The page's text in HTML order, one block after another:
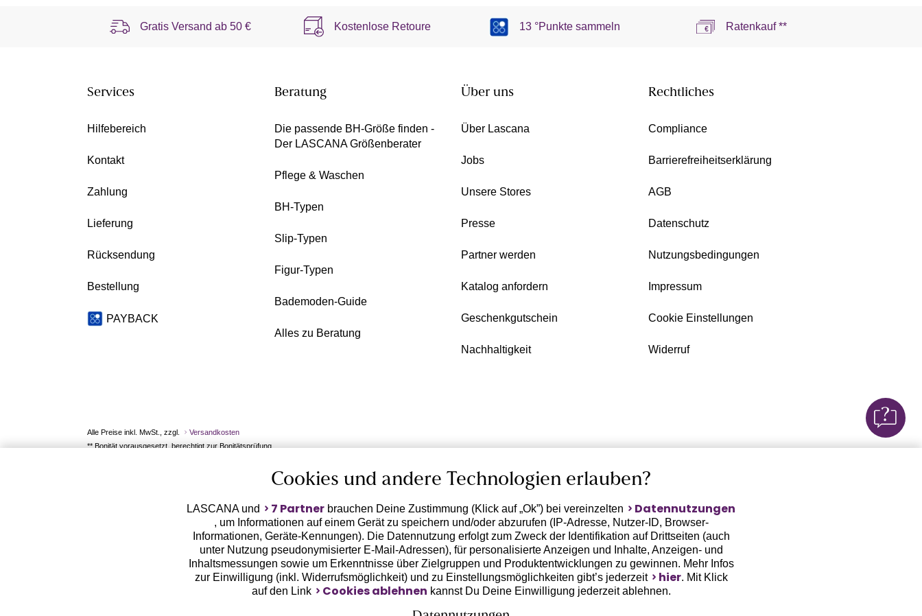
Gratis Versand ab50 € Kostenlose Retoure 13 °Punkte sammeln Ratenkauf **
Services
Hilfebereich
Kontakt
Zahlung
Lieferung
Rücksendung
Bestellung
PAYBACK
Beratung
Die passende BH-Größe finden -
Der LASCANA Größenberater
Pflege & Waschen
BH-Typen
Slip-Typen
Figur-Typen
Bademoden-Guide
Alles zu Beratung
Über uns
Über Lascana
Jobs
Unsere Stores
Presse
Partner werden
Katalog anfordern
Geschenkgutschein
Nachhaltigkeit
Rechtliches
Compliance
Barrierefreiheitserklärung
AGB
Datenschutz
Nutzungsbedingungen
Impressum
Cookie Einstellungen
Widerruf
Alle Preise inkl. MwSt., zzgl.
Versandkosten
** Bonität vorausgesetzt, berechtigt zur Bonitätsprüfung
Cookies und andere Technologien erlauben?
LASCANA und 7 Partner brauchen Deine Zustimmung (Klick auf „Ok”) bei vereinzelten Datennutzungen
, um Informationen auf einem Gerät zu speichern und/oder abzurufen (IP-Adresse, Nutzer-ID, Browser-
Informationen, Geräte-Kennungen). Die Datennutzung erfolgt zum Zweck der Identifikation auf Drittseiten (auch
unter Nutzung pseudonymisierter E-Mail-Adressen), für personalisierte Anzeigen und Inhalte, Anzeigen- und
Inhaltsmessungen sowie um Erkenntnisse über Zielgruppen und Produktentwicklungen zu gewinnen. Mehr Infos
zur Einwilligung (inkl. Widerrufsmöglichkeit) und zu Einstellungsmöglichkeiten gibt’s jederzeit
hier. Mit Klick
auf den Link
Cookies ablehnen kannst Du Deine Einwilligung jederzeit ablehnen.